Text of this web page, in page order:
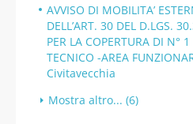
AVVISO DI MOBILITA’
DELL’ART. 30 DEL D.LGS.
PER LA COPERTURA DI N°
TECNICO -AREA
Civitavecchia
Mostra altro... (6)